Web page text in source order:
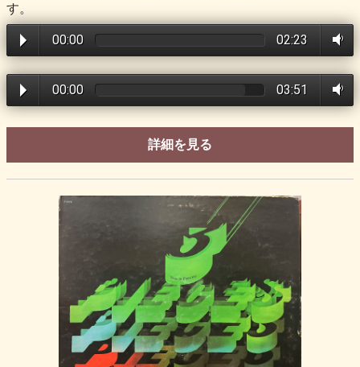
す。
00:00 02:23
00:00 03:51
詳細を見る